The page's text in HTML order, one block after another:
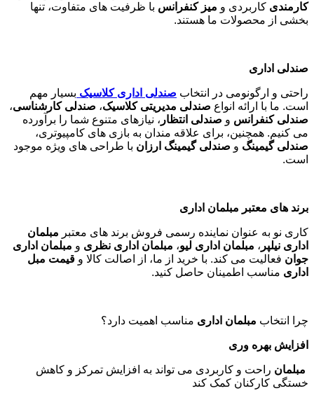
کارمندی کاربردی و میز کنفرانس با ظرفیت های متفاوت، تنها
بخشی از محصولات ما هستند.
صندلی اداری
راحتی و ارگونومی در انتخاب صندلی اداری کلاسیک بسیار مهم
است. ما با ارائه انواع صندلی مدیریتی کلاسیک، صندلی کارشناسی،
صندلی کنفرانس و صندلی انتظار ، نیازهای متنوع شما را برآورده
می کنیم. همچنین، برای علاقه مندان به بازی های کامپیوتری،
صندلی گیمینگ و صندلی گیمینگ ارزان با طراحی های ویژه موجود
است.
برند های معتبر مبلمان اداری
کاری نو به عنوان نماینده رسمی فروش برند های معتبر مبلمان
اداری نیلپر ، مبلمان اداری لیو، مبلمان اداری نظری و مبلمان اداری
جوان فعالیت می کند. با خرید از ما، از اصالت کالا و قیمت مبل
اداری مناسب اطمینان حاصل کنید.
چرا انتخاب مبلمان اداری مناسب اهمیت دارد؟
افزایش بهره وری
مبلمان راحت و کاربردی می تواند به افزایش تمرکز و کاهش
خستگی کارکنان کمک کند